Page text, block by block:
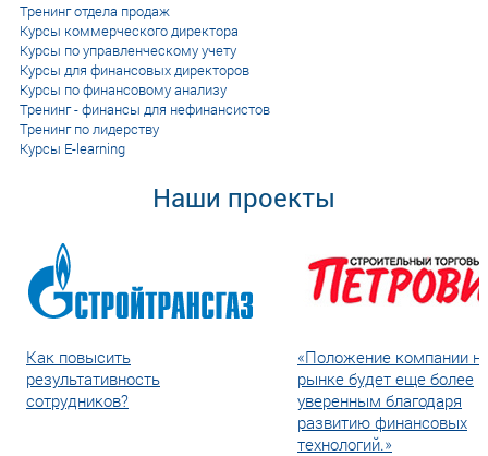
Тренинг отдела продаж
Курсы коммерческого директора
Курсы по управленческому учету
Курсы для финансовых директоров
Курсы по финансовому анализу
Тренинг - финансы для нефинансистов
Тренинг по лидерству
Курсы E-learning
Наши проекты
Как повысить
результативность
сотрудников?
«Положение компании
рынке будет еще более
уверенным благодаря
развитию финансовых
технологий.»